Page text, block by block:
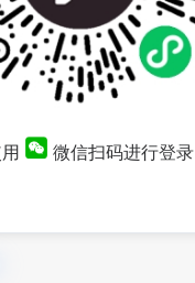
微信扫码进行登录